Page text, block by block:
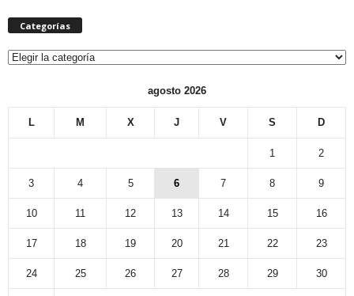
Categorías
Categorías
agosto 2026
L M X J V S D
1 2
3 4 5 6 7 8 9
10 11 12 13 14 15 16
17 18 19 20 21 22 23
24 25 26 27 28 29 30